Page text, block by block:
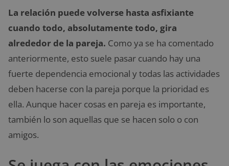
La relación puede volverse hasta asfixiante
cuando todo, absolutamente todo, gira
alrededor de la pareja. Como ya se ha comentado
anteriormente, esto suele pasar cuando hay una
fuerte dependencia emocional y todas las actividades
deben hacerse con la pareja porque la prioridad es
ella. Aunque hacer cosas en pareja es importante,
también lo son aquellas que se hacen solo o con
amigos.